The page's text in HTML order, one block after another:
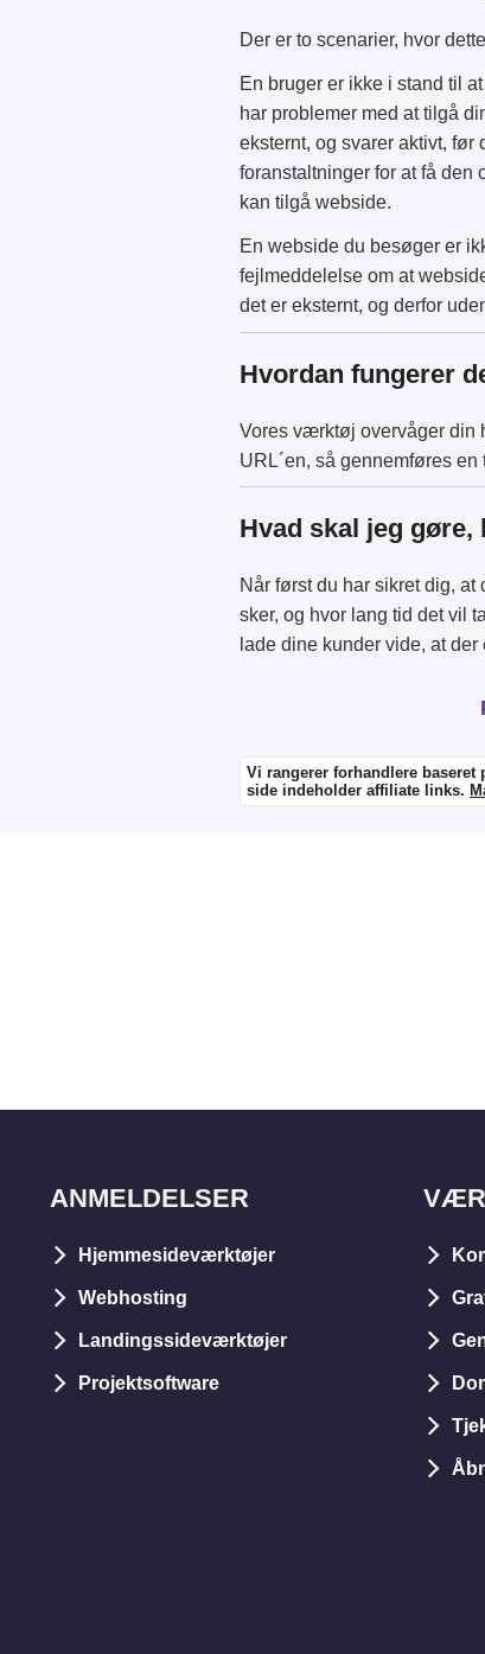
Der er to scenarier, hvor
En bruger er ikke i stand til
har problemer med at tilgå
eksternt, og svarer aktivt,
foranstaltninger for at få den
kan tilgå webside.
En webside du besøger er
fejlmeddelelse om at
det er eksternt, og derfor
Hvordan fungerer
Vores værktøj overvåger din
URL´en, så gennemføres
Hvad skal jeg
Når først du har sikret dig,
sker, og hvor lang tid det vil
lade dine kunder vide, at
Vi rangerer forhandlere baseret
side indeholder affiliate links.
ANMELDELSER
Hjemmesideværktøjer
Webhosting
Landingssideværktøjer
Projektsoftware